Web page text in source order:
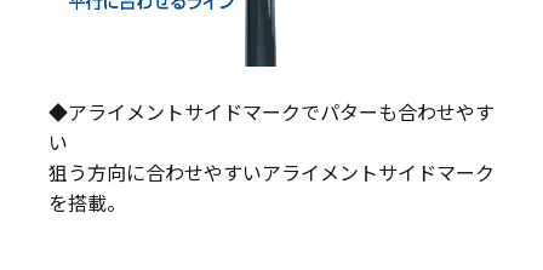
◆アライメントサイドマークでパターも合わせやす
い
狙う方向に合わせやすいアライメントサイドマーク
を搭載。